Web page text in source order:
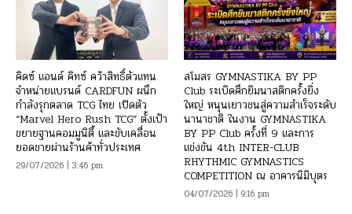
คิดซ์ แอนด์ คิทซ์ คว้าสิทธิ์ตัวแทน
จำหน่ายแบรนด์ CARDFUN ผนึก
กำลังรุกตลาด TCG ไทย เปิดตัว
“Marvel Hero Rush TCG” ตั้งเป้า
ขยายฐานคอมมูนิตี้ และขับเคลื่อน
ยอดขายผ่านร้านค้าทั่วประเทศ
29/07/2026 | 3:46 pm
สโมสร GYMNASTIKA BY PP
Club ระเบิดศึกยิมนาสติกครั้งยิ่ง
ใหญ่ หนุนเยาวชนสู่ความสำเร็จระดับ
นานาชาติ ในงาน GYMNASTIKA
BY PP Club ครั้งที่ 9 และการ
แข่งขัน 4th INTER-CLUB
RHYTHMIC GYMNASTICS
COMPETITION ณ อาคารนิมิบุตร
04/07/2026 | 9:16 pm